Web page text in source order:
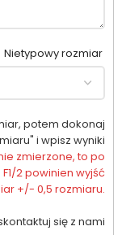
Nietypowy rozmiar
potem dokonaj
i wpisz wyniki
zmierzone, to po
2 powinien wyjść
+/- 0,5 rozmiaru.
się z nami